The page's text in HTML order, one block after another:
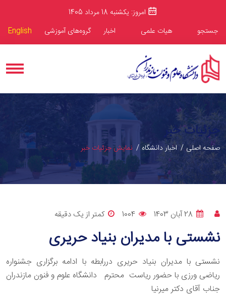
امروز: یکشنبه 18 مرداد 1405
جستجو
هیات علمی اخبار گروه‌های آموزشی English
جزئیات خبر
صفحه اصلی اخبار دانشگاه نمایش جزئیات خبر
28 آبان 1403 1004 کمتر از یک دقیقه
نشستی با مدیران‌ بنیاد حریری
نشستی با مدیران‌ بنیاد حریری دررابطه با ادامه برگزاری جشنواره
ریاضی ورزی با حضور ریاست محترم دانشگاه علوم و فنون مازندران
جناب آقای دکتر میرنیا